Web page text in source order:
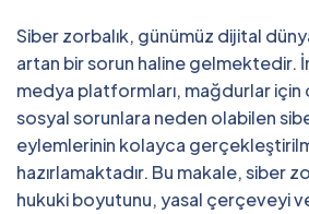
Siber zorbalık, günümüz dijital
artan bir sorun haline gelmektedir.
medya platformları, mağdurlar
sosyal sorunlara neden olabilen
eylemlerinin kolayca
hazırlamaktadır. Bu makale, siber
hukuki boyutunu, yasal çerçeveyi